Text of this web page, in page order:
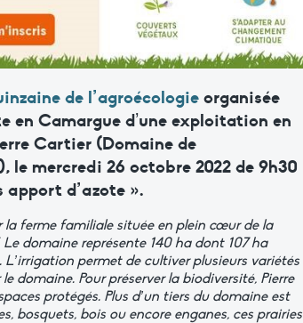
de l’agroécologie organisée
en Camargue d’une exploitation en
Cartier (Domaine de
le mercredi 26 octobre 2022 de 9h30
apport d’azote ».
la ferme familiale située en plein cœur de la
domaine représente 140 ha dont 107 ha
permet de cultiver plusieurs variétés
domaine. Pour préserver la biodiversité, Pierre
protégés. Plus d’un tiers du domaine est
bosquets, bois ou encore enganes, ces prairies